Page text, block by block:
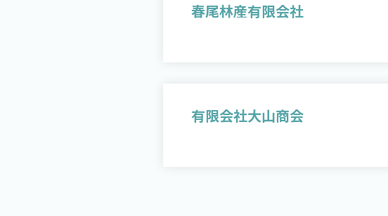
春尾林産有限会社
有限会社大山商会